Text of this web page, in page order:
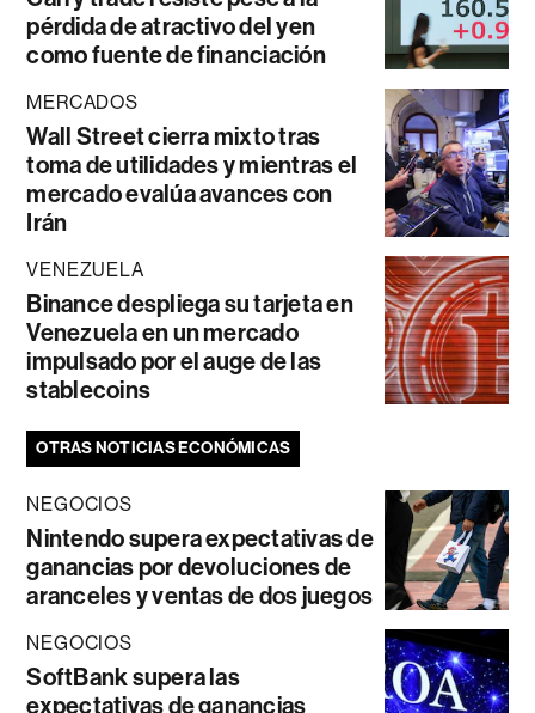
pérdida de atractivo del yen
como fuente de financiación
MERCADOS
Wall Street cierra mixto tras
toma de utilidades y mientras el
mercado evalúa avances con
Irán
VENEZUELA
Binance despliega su tarjeta en
Venezuela en un mercado
impulsado por el auge de las
stablecoins
OTRAS NOTICIAS ECONÓMICAS
NEGOCIOS
Nintendo supera expectativas de
ganancias por devoluciones de
aranceles y ventas de dos juegos
NEGOCIOS
SoftBank supera las
expectativas de ganancias